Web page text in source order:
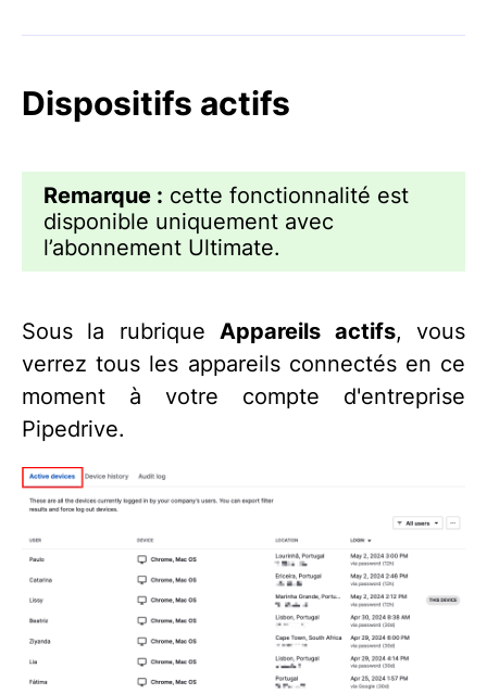
Dispositifs actifs
Remarque : cette fonctionnalité est
disponible uniquement avec
l’abonnement Ultimate.
Sous la rubrique Appareils actifs, vous
verrez tous les appareils connectés en ce
moment à votre compte d'entreprise
Pipedrive.